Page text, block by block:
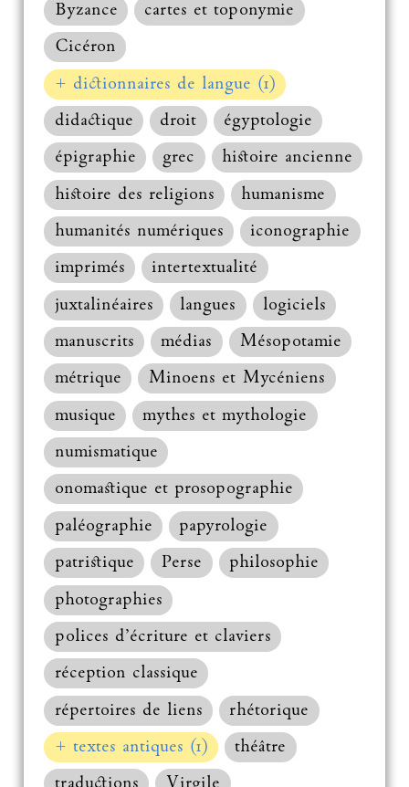
Byzance
cartes et toponymie
Cicéron
+ dictionnaires de langue (1)
didactique
droit
égyptologie
épigraphie
grec
histoire ancienne
histoire des religions
humanisme
humanités numériques
iconographie
imprimés
intertextualité
juxtalinéaires
langues
logiciels
manuscrits
médias
Mésopotamie
métrique
Minoens et Mycéniens
musique
mythes et mythologie
numismatique
onomastique et prosopographie
paléographie
papyrologie
patristique
Perse
philosophie
photographies
polices d’écriture et claviers
réception classique
répertoires de liens
rhétorique
+ textes antiques (1)
théâtre